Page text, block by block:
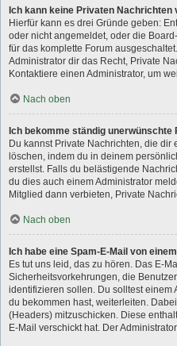
Ich kann keine Privaten Nachrichten
Hierfür kann es drei Gründe geben:
oder nicht angemeldet, oder die
für das komplette Forum
Administrator dir das Recht, Private
Kontaktiere einen Administrator, um
Nach oben
Ich bekomme ständig unerwünschte
Du kannst Private Nachrichten, die dir
löschen, indem du in deinem
erstellst. Falls du belästigende
du dies auch einem Administrator
Mitglied dann verbieten, Private
Nach oben
Ich habe eine Spam-E-Mail von
Es tut uns leid, das zu hören. Das E-
Sicherheitsvorkehrungen, die
identifizieren sollen. Du solltest einem
du bekommen hast, weiterleiten.
(Headers) mitzuschicken. Diese
E-Mail verschickt hat. Der